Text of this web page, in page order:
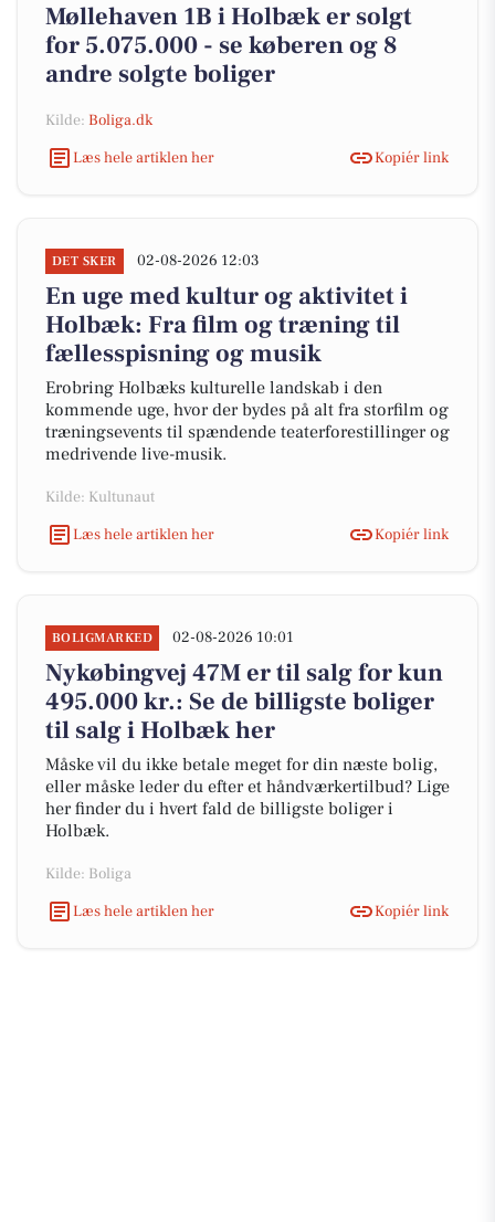
Møllehaven 1B i Holbæk er solgt
for 5.075.000 - se køberen og 8
andre solgte boliger
Kilde: Boliga.dk
Læs hele artiklen her
Kopiér link
DET SKER 02-08-2026 12:03
En uge med kultur og aktivitet i
Holbæk: Fra film og træning til
fællesspisning og musik
Erobring Holbæks kulturelle landskab i den
kommende uge, hvor der bydes på alt fra storfilm og
træningsevents til spændende teaterforestillinger og
medrivende live-musik.
Kilde: Kultunaut
Læs hele artiklen her
Kopiér link
BOLIGMARKED 02-08-2026 10:01
Nykøbingvej 47M er til salg for kun
495.000 kr.: Se de billigste boliger
til salg i Holbæk her
Måske vil du ikke betale meget for din næste bolig,
eller måske leder du efter et håndværkertilbud? Lige
her finder du i hvert fald de billigste boliger i
Holbæk.
Kilde: Boliga
Læs hele artiklen her
Kopiér link